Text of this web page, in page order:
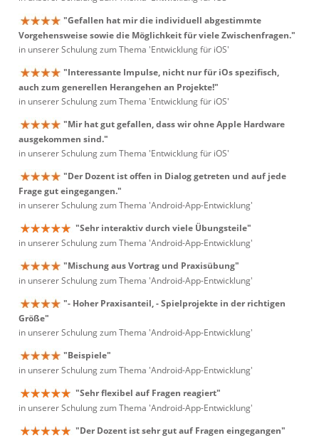
"Gefallen hat mir die individuell abgestimmte
Vorgehensweise sowie die Möglichkeit für viele Zwischenfragen."
in unserer Schulung zum Thema 'Entwicklung für iOS'
"Interessante Impulse, nicht nur für iOs spezifisch,
auch zum generellen Herangehen an Projekte!"
in unserer Schulung zum Thema 'Entwicklung für iOS'
"Mir hat gut gefallen, dass wir ohne Apple Hardware
ausgekommen sind."
in unserer Schulung zum Thema 'Entwicklung für iOS'
"Der Dozent ist offen in Dialog getreten und auf jede
Frage gut eingegangen."
in unserer Schulung zum Thema 'Android-App-Entwicklung'
"Sehr interaktiv durch viele Übungsteile"
in unserer Schulung zum Thema 'Android-App-Entwicklung'
"Mischung aus Vortrag und Praxisübung"
in unserer Schulung zum Thema 'Android-App-Entwicklung'
"- Hoher Praxisanteil, - Spielprojekte in der richtigen
Größe"
in unserer Schulung zum Thema 'Android-App-Entwicklung'
"Beispiele"
in unserer Schulung zum Thema 'Android-App-Entwicklung'
"Sehr flexibel auf Fragen reagiert"
in unserer Schulung zum Thema 'Android-App-Entwicklung'
"Der Dozent ist sehr gut auf Fragen eingegangen"